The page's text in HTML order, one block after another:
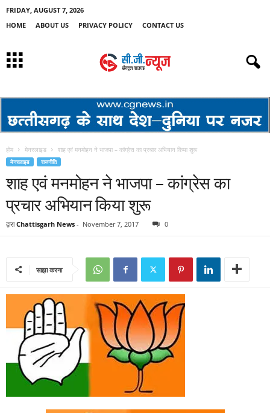
FRIDAY, AUGUST 7, 2026
HOME
ABOUT US PRIVACY POLICY CONTACT US
होम मेनस्लाइड शाह एवं मनमोहन ने भाजपा – कांग्रेस का प्रचार अभियान किया शुरू
मेनस्लाइड राजनीति
शाह एवं मनमोहन ने भाजपा – कांग्रेस का
प्रचार अभियान किया शुरू
द्वारा Chattisgarh News - November 7, 2017 0
साझा करना